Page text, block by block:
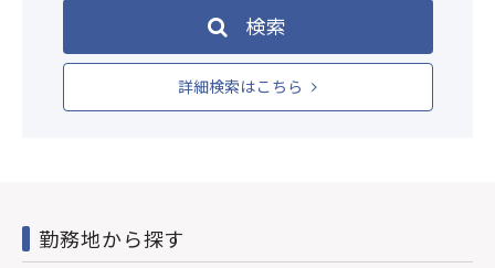
検索
詳細検索はこちら
勤務地から探す